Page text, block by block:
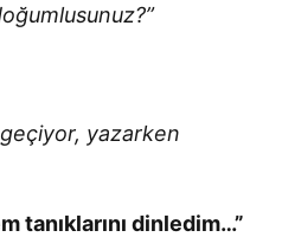
geçiyor, yazarken
tanıklarını dinledim…”